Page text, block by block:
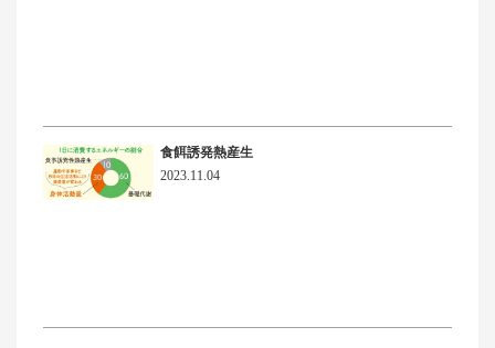
食餌誘発熱産生
2023.11.04